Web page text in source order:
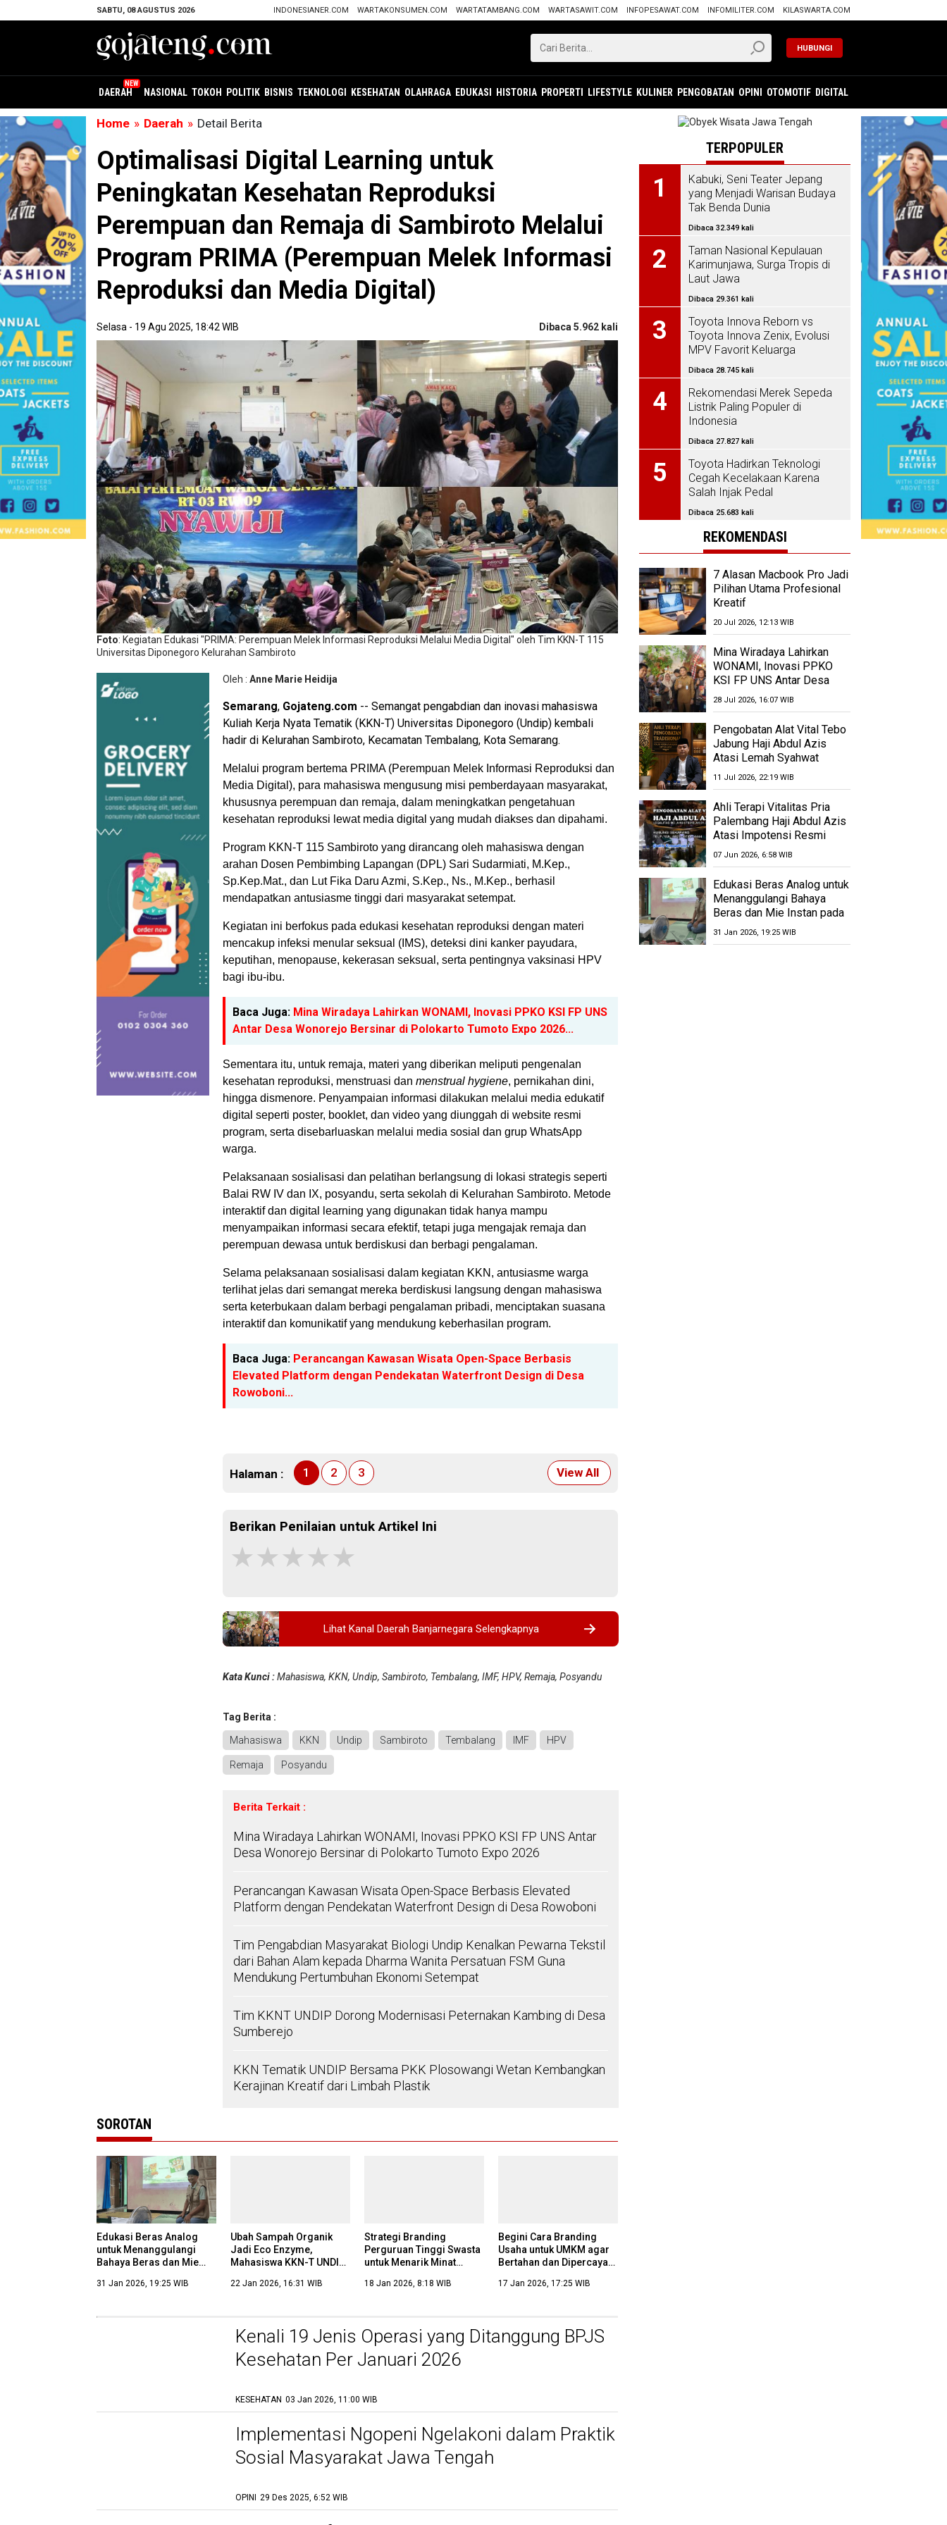
SABTU, 08 AGUSTUS 2026 INDONESIANER.COM WARTAKONSUMEN.COM WARTATAMBANG.COM WARTASAWIT.COM INFOPESAWAT.COM INFOMILITER.COM KILASWARTA.COM
HUBUNGI
DAERAH NASIONAL TOKOH POLITIK BISNIS TEKNOLOGI KESEHATAN OLAHRAGA EDUKASI HISTORIA PROPERTI LIFESTYLE KULINER PENGOBATAN OPINI OTOMOTIF DIGITAL
Home » Daerah » Detail Berita
Optimalisasi Digital Learning untuk
Peningkatan Kesehatan Reproduksi
Perempuan dan Remaja di Sambiroto Melalui
Program PRIMA (Perempuan Melek Informasi
Reproduksi dan Media Digital)
Selasa - 19 Agu 2025, 18:42 WIB Dibaca 5.962 kali
Foto: Kegiatan Edukasi "PRIMA: Perempuan Melek Informasi Reproduksi Melalui Media Digital" oleh Tim KKN-T 115
Universitas Diponegoro Kelurahan Sambiroto
Oleh :Anne Marie Heidija
Semarang, Gojateng.com -- Semangat pengabdian dan inovasi mahasiswa
Kuliah Kerja Nyata Tematik (KKN-T) Universitas Diponegoro (Undip) kembali
hadir di Kelurahan Sambiroto, Kecamatan Tembalang, Kota Semarang.
Melalui program bertema PRIMA (Perempuan Melek Informasi Reproduksi dan
Media Digital), para mahasiswa mengusung misi pemberdayaan masyarakat,
khususnya perempuan dan remaja, dalam meningkatkan pengetahuan
kesehatan reproduksi lewat media digital yang mudah diakses dan dipahami.
Program KKN-T 115 Sambiroto yang dirancang oleh mahasiswa dengan
arahan Dosen Pembimbing Lapangan (DPL) Sari Sudarmiati, M.Kep.,
Sp.Kep.Mat., dan Lut Fika Daru Azmi, S.Kep., Ns., M.Kep., berhasil
mendapatkan antusiasme tinggi dari masyarakat setempat.
Kegiatan ini berfokus pada edukasi kesehatan reproduksi dengan materi
mencakup infeksi menular seksual (IMS), deteksi dini kanker payudara,
keputihan, menopause, kekerasan seksual, serta pentingnya vaksinasi HPV
bagi ibu-ibu.
Baca Juga: Mina Wiradaya Lahirkan WONAMI, Inovasi PPKO KSI FP UNS
Antar Desa Wonorejo Bersinar di Polokarto Tumoto Expo 2026...
Sementara itu, untuk remaja, materi yang diberikan meliputi pengenalan
kesehatan reproduksi, menstruasi danmenstrual hygiene, pernikahan dini,
hingga dismenore. Penyampaian informasi dilakukan melalui media edukatif
digital seperti poster, booklet, dan video yang diunggah di website resmi
program, serta disebarluaskan melalui media sosial dan grup WhatsApp
warga.
Pelaksanaan sosialisasi dan pelatihan berlangsung di lokasi strategis seperti
Balai RW IV dan IX, posyandu, serta sekolah di Kelurahan Sambiroto. Metode
interaktif dan digital learning yang digunakan tidak hanya mampu
menyampaikan informasi secara efektif, tetapi juga mengajak remaja dan
perempuan dewasa untuk berdiskusi dan berbagi pengalaman.
Selama pelaksanaan sosialisasi dalam kegiatan KKN, antusiasme warga
terlihat jelas dari semangat mereka berdiskusi langsung dengan mahasiswa
serta keterbukaan dalam berbagi pengalaman pribadi, menciptakan suasana
interaktif dan komunikatif yang mendukung keberhasilan program.
Baca Juga: Perancangan Kawasan Wisata Open-Space Berbasis
Elevated Platform dengan Pendekatan Waterfront Design di Desa
Rowoboni...
Halaman : 1 2 3 View All
Berikan Penilaian untuk Artikel Ini
★★★★★
Lihat Kanal Daerah Banjarnegara Selengkapnya
Kata Kunci :Mahasiswa, KKN, Undip, Sambiroto, Tembalang, IMF, HPV, Remaja, Posyandu
Tag Berita :
Mahasiswa KKN Undip Sambiroto Tembalang IMF HPV
Remaja Posyandu
Berita Terkait :
Mina Wiradaya Lahirkan WONAMI, Inovasi PPKO KSI FP UNS Antar
Desa Wonorejo Bersinar di Polokarto Tumoto Expo 2026
Perancangan Kawasan Wisata Open-Space Berbasis Elevated
Platform dengan Pendekatan Waterfront Design di Desa Rowoboni
Tim Pengabdian Masyarakat Biologi Undip Kenalkan Pewarna Tekstil
dari Bahan Alam kepada Dharma Wanita Persatuan FSM Guna
Mendukung Pertumbuhan Ekonomi Setempat
Tim KKNT UNDIP Dorong Modernisasi Peternakan Kambing di Desa
Sumberejo
KKN Tematik UNDIP Bersama PKK Plosowangi Wetan Kembangkan
Kerajinan Kreatif dari Limbah Plastik
SOROTAN
Edukasi Beras Analog
untuk Menanggulangi
Bahaya Beras dan Mie
Lansia Desa Pugeran
31 Jan 2026, 19:25 WIB
Ubah Sampah Organik
Jadi Eco Enzyme,
Mahasiswa KKN-T UNDIP
Peduli Lingkungan
22 Jan 2026, 16:31 WIB
Strategi Branding
Perguruan Tinggi Swasta
untuk Menarik Minat
18 Jan 2026, 8:18 WIB
Begini Cara Branding
Usaha untuk UMKM agar
Bertahan dan Dipercaya
17 Jan 2026, 17:25 WIB
Kenali 19 Jenis Operasi yang Ditanggung BPJS
Kesehatan Per Januari 2026
KESEHATAN 03 Jan 2026, 11:00 WIB
Implementasi Ngopeni Ngelakoni dalam Praktik
Sosial Masyarakat Jawa Tengah
OPINI 29 Des 2025, 6:52 WIB
TERPOPULER
1
Kabuki, Seni Teater Jepang
yang Menjadi Warisan Budaya
Tak Benda Dunia
Dibaca 32.349 kali
2
Taman Nasional Kepulauan
Karimunjawa, Surga Tropis di
Laut Jawa
Dibaca 29.361 kali
3
Toyota Innova Reborn vs
Toyota Innova Zenix, Evolusi
MPV Favorit Keluarga
Indonesia
Dibaca 28.745 kali
4
Rekomendasi Merek Sepeda
Listrik Paling Populer di
Indonesia
Dibaca 27.827 kali
5
Toyota Hadirkan Teknologi
Cegah Kecelakaan Karena
Salah Injak Pedal
Dibaca 25.683 kali
REKOMENDASI
7 Alasan Macbook Pro Jadi
Pilihan Utama Profesional
Kreatif
20 Jul 2026, 12:13 WIB
Mina Wiradaya Lahirkan
WONAMI, Inovasi PPKO
KSI FP UNS Antar Desa
Wonorejo Bersinar di
Polokarto Tumoto Expo
2026
28 Jul 2026, 16:07 WIB
Pengobatan Alat Vital Tebo
Jabung Haji Abdul Azis
Atasi Lemah Syahwat
Resmi
11 Jul 2026, 22:19 WIB
Ahli Terapi Vitalitas Pria
Palembang Haji Abdul Azis
Atasi Impotensi Resmi
07 Jun 2026, 6:58 WIB
Edukasi Beras Analog untuk
Menanggulangi Bahaya
Beras dan Mie Instan pada
Ibu-Ibu dan Lansia Desa
Pugeran
31 Jan 2026, 19:25 WIB